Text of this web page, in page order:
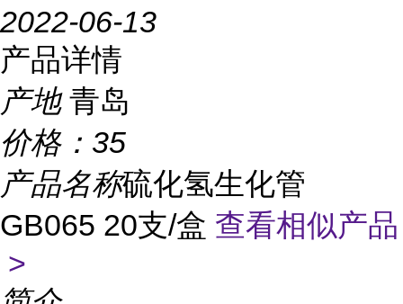
2022-06-13
产品详情
产地 青岛
价格： 35
产品名称硫化氢生化管
GB065 20支/盒 查看相似产品
>